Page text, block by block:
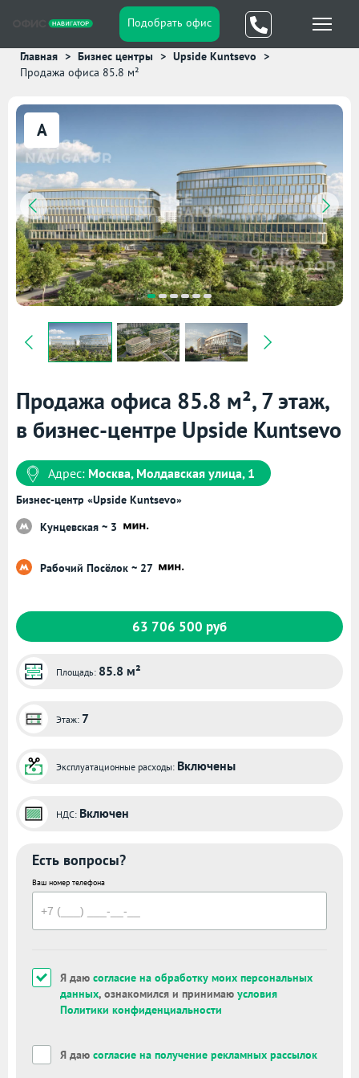
Подобрать офис
Главная Бизнес центры
Upside Kuntsevo
Продажа офиса 85.8 м²
A
Продажа офиса 85.8 м², 7 этаж,
в бизнес-центре Upside Kuntsevo
Адрес: Москва, Молдавская улица, 1
Бизнес-центр «Upside Kuntsevo»
Кунцевская ~ 3
Рабочий Посёлок ~ 27
63 706 500 руб
Площадь: 85.8 м²
Этаж: 7
Эксплуатационные расходы: Включены
НДС: Включен
Есть вопросы?
Ваш номер телефона
Я даю согласие на обработку моих персональных
данных, ознакомился и принимаю условия
Политики конфиденциальности
Я даю согласие на получение рекламных рассылок